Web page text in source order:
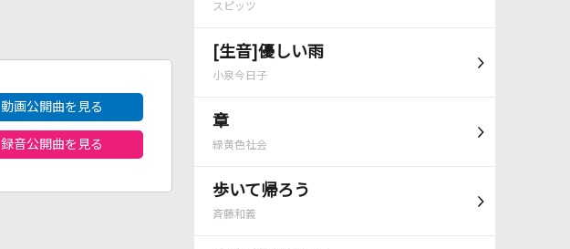
スピッツ
[生音]優しい雨
小泉今日子
章
緑黄色社会
歩いて帰ろう
斉藤和義
動画公開曲を見る
録音公開曲を見る